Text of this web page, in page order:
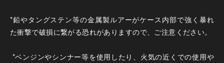
*鉛やタングステン等の金属製ルアーがケース内部で強く暴れ
た衝撃で破損に繋がる恐れがありますので、ご注意ください。
*ベンジンやシンナー等を使用したり、火気の近くでの使用や